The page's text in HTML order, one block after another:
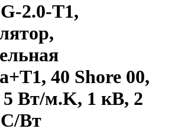
2.0-T1,
40 Shore 00,
Вт/м.K, 1 кВ, 2
Вт